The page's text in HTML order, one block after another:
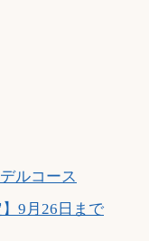
ルコース
9月26日まで